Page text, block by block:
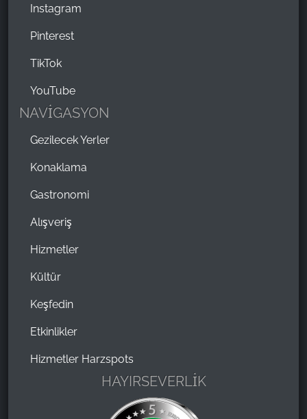
Instagram
Pinterest
TikTok
YouTube
NAVİGASYON
Gezilecek Yerler
Konaklama
Gastronomi
Alışveriş
Hizmetler
Kültür
Keşfedin
Etkinlikler
Hizmetler Harzspots
HAYIRSEVERLİK